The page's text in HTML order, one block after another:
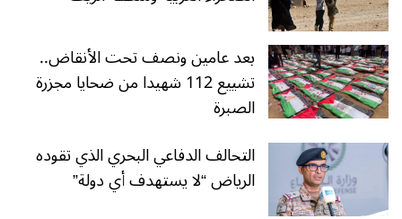
بعد عامين ونصف تحت الأنقاض..
تشييع 112 شهيدا من ضحايا مجزرة
الصبرة
التحالف الدفاعي البحري الذي تقوده
الرياض “لا يستهدف أي دولة”